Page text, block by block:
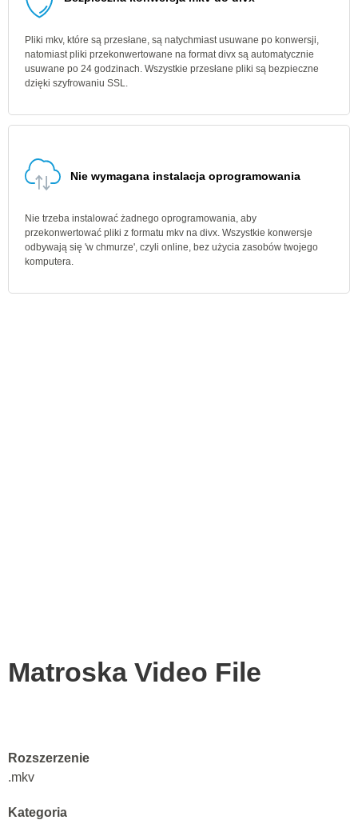
Pliki mkv, które są przesłane, są natychmiast usuwane po konwersji,
natomiast pliki przekonwertowane na format divx są automatycznie
usuwane po 24 godzinach. Wszystkie przesłane pliki są bezpieczne
dzięki szyfrowaniu SSL.
Nie wymagana instalacja oprogramowania
Nie trzeba instalować żadnego oprogramowania, aby
przekonwertować pliki z formatu mkv na divx. Wszystkie konwersje
odbywają się 'w chmurze', czyli online, bez użycia zasobów twojego
komputera.
Matroska Video File
Rozszerzenie
.mkv
Kategoria